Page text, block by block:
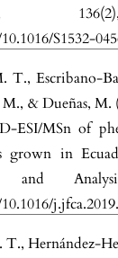
S1532-
T., Escribano-
& Dueñas,
ESI/MSn of
grown in
and
T., Hernández-